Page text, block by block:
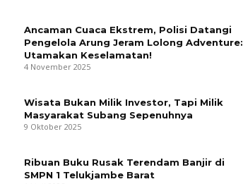
Ancaman Cuaca Ekstrem, Polisi Datangi
Pengelola Arung Jeram Lolong Adventure:
Utamakan Keselamatan!
4 November 2025
Wisata Bukan Milik Investor, Tapi Milik
Masyarakat Subang Sepenuhnya
9 Oktober 2025
Ribuan Buku Rusak Terendam Banjir di
SMPN 1 Telukjambe Barat